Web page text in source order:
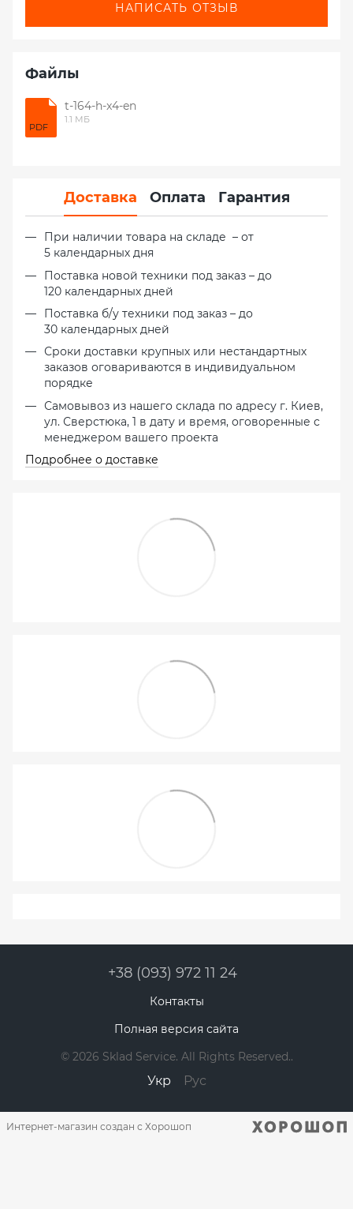
НАПИСАТЬ ОТЗЫВ
Файлы
PDF
t-164-h-x4-en
1.1 МБ
Доставка Оплата Гарантия
При наличии товара на складе – от
5 календарных дня
Поставка новой техники под заказ – до
120 календарных дней
Поставка б/у техники под заказ – до
30 календарных дней
Сроки доставки крупных или нестандартных
заказов оговариваются в индивидуальном
порядке
Самовывоз из нашего склада по адресу г. Киев,
ул. Сверстюка, 1 в дату и время, оговоренные с
менеджером вашего проекта
Подробнее о доставке
+38 (093) 972 11 24
Контакты
Полная версия сайта
© 2026 Sklad Service. All Rights Reserved..
Укр Рус
Интернет-магазин создан с Хорошоп